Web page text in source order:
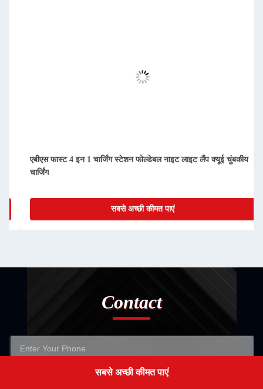
सबसे अच्छी कीमत पाएं
फास्ट 4 इन 1 चार्जिंग स्टेशन फोल्डेबल नाइट लाइट लैंप क्यूई चुंबकीय
सबसे अच्छी कीमत पाएं
15W
Contact
Get a Quote